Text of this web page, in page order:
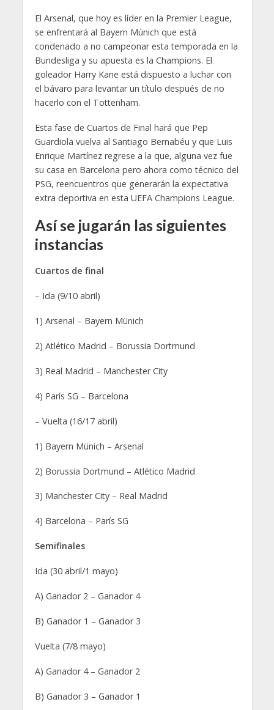
El Arsenal, que hoy es líder en la Premier League,
se enfrentará al Bayern Múnich que está
condenado a no campeonar esta temporada en la
Bundesliga y su apuesta es la Champions. El
goleador Harry Kane está dispuesto a luchar con
el bávaro para levantar un título después de no
hacerlo con el Tottenham.
Esta fase de Cuartos de Final hará que Pep
Guardiola vuelva al Santiago Bernabéu y que Luis
Enrique Martínez regrese a la que, alguna vez fue
su casa en Barcelona pero ahora como técnico del
PSG, reencuentros que generarán la expectativa
extra deportiva en esta UEFA Champions League.
Así se jugarán las siguientes
instancias
Cuartos de final
– Ida (9/10 abril)
1) Arsenal – Bayern Münich
2) Atlético Madrid – Borussia Dortmund
3) Real Madrid – Manchester City
4) París SG – Barcelona
– Vuelta (16/17 abril)
1) Bayern Münich – Arsenal
2) Borussia Dortmund – Atlético Madrid
3) Manchester City – Real Madrid
4) Barcelona – París SG
Semifinales
Ida (30 abril/1 mayo)
A) Ganador 2 – Ganador 4
B) Ganador 1 – Ganador 3
Vuelta (7/8 mayo)
A) Ganador 4 – Ganador 2
B) Ganador 3 – Ganador 1